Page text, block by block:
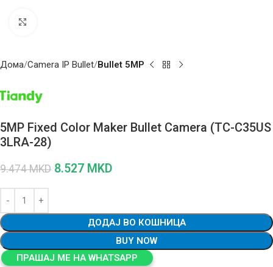
Дома Camera IP Bullet Bullet 5MP
5MP Fixed Color Maker Bullet Camera (TC-C35US
3LRA-28)
9.474MKD 8.527 MKD
ДОДАЈ ВО КОШНИЦА
BUY NOW
ПРАШАЈ МЕ НА WHATSAPP